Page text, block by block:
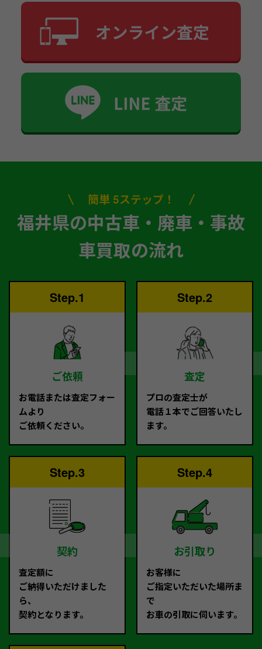
簡単 5ステップ！
福井県の中古車・廃車・事故
車買取の流れ
Step.1
ご依頼
お電話または査定フォー
ムより
ご依頼ください。
Step.2
査定
プロの査定士が
電話１本でご回答いたし
ます。
Step.3
契約
査定額に
ご納得いただけました
ら、
契約となります。
Step.4
お引取り
お客様に
ご指定いただいた場所ま
で
お車の引取に伺います。